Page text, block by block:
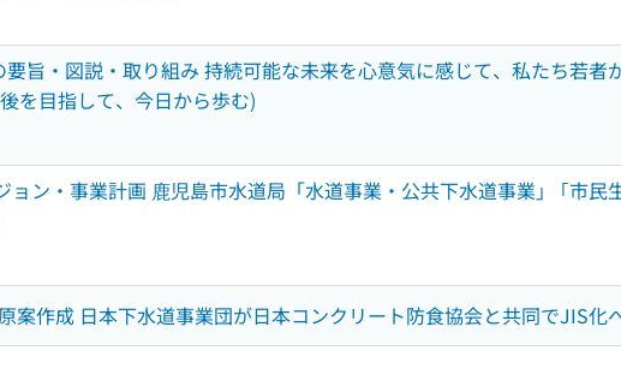
旨・図説・取り組み 持続可能な未来を心意気に感じて、私たち若者
を目指して、今日から歩む)
ン・事業計画 鹿児島市水道局「水道事業・公共下水道事業」 ｢市民
案作成 日本下水道事業団が日本コンクリート防食協会と共同でJIS化